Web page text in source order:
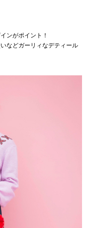
ンがポイント！
などガーリィなデティール